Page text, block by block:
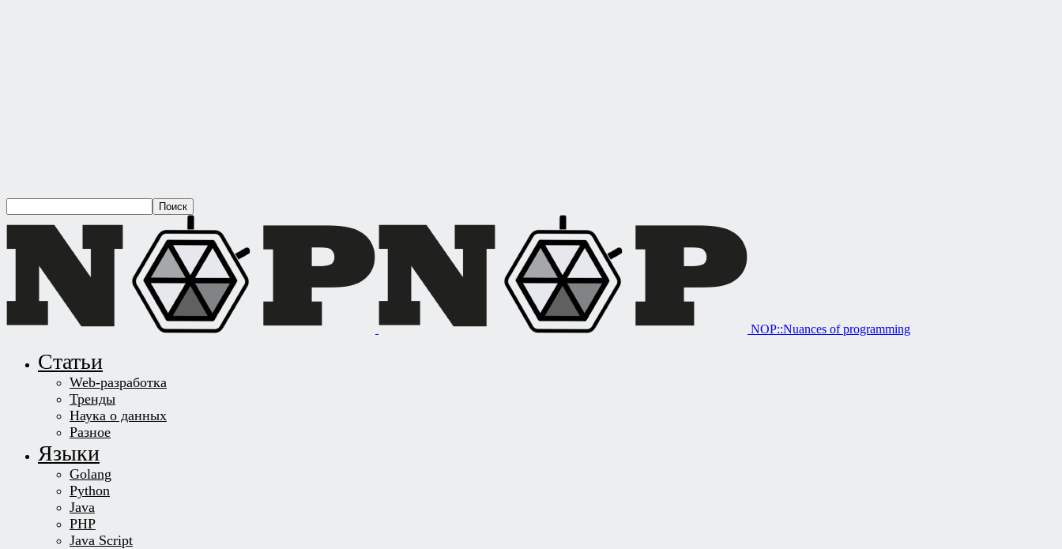
NOP::Nuances of programming
Статьи
Web-разработка
Тренды
Наука о данных
Разное
Языки
Golang
Python
Java
PHP
Java Script